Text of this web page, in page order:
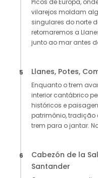
Picos de Europa,
vilarejos moldam
singulares do norte
retornaremos a
junto ao mar antes
5 Llanes, Potes,
Enquanto o trem
interior cantábrico
históricos e
patrimônio, tradição
trem para o jantar.
6
Cabezón de la
Santander